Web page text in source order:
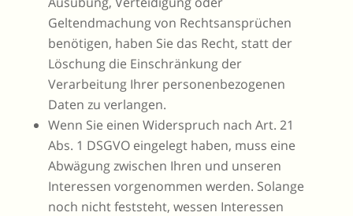
Geltendmachung von Rechtsansprüchen
benötigen, haben Sie das Recht, statt der
Löschung die Einschränkung der
Verarbeitung Ihrer personenbezogenen
Daten zu verlangen.
Wenn Sie einen Widerspruch nach Art. 21
Abs. 1 DSGVO eingelegt haben, muss eine
Abwägung zwischen Ihren und unseren
Interessen vorgenommen werden. Solange
noch nicht feststeht, wessen Interessen